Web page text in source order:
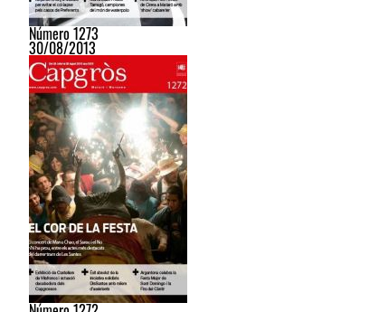
Número 1273
30/08/2013